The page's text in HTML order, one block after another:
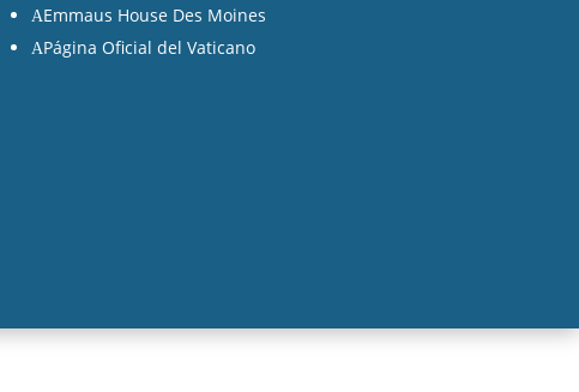
AEmmaus House Des Moines
APágina Oficial del Vaticano